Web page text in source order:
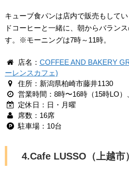
キューブ食パンは店内で販売もして
ドコーヒーと一緒に、朝からバラン
す。※モーニングは7時～11時。
店名： COFFEE AND BAKERY
ーレンスカフェ)
住所：新潟県柏崎市藤井1130
営業時間：8時〜16時（15時LO
定休日：日・月曜
席数：16席
駐車場：10台
4.Cafe LUSSO（上越市）